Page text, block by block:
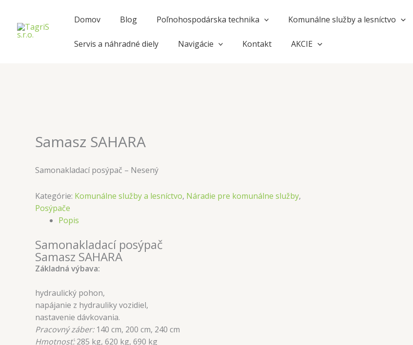
obsah
Domov Blog Poľnohospodárska technika Komunálne služby a lesníctvo
Servis a náhradné diely Navigácie Kontakt AKCIE
Samasz SAHARA
Samonakladací posýpač – Nesený
Kategórie: Komunálne služby a lesníctvo, Náradie pre komunálne služby,
Posýpače
Popis
Samonakladací posýpač
Samasz SAHARA
Základná výbava:
hydraulický pohon,
napájanie z hydrauliky vozidiel,
nastavenie dávkovania.
Pracovný záber:140 cm, 200 cm, 240 cm
Hmotnosť:285 kg, 620 kg, 690 kg